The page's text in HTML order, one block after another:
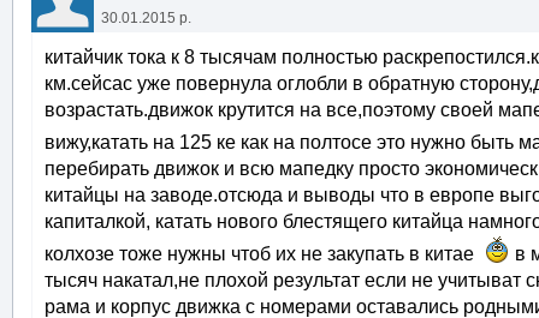
30.01.2015 р.
китайчик тока к 8 тысячам полностью
км.сейсас уже повернула оглобли в обратную
возрастать.движок крутится на все,поэтому своей
вижу,катать на 125 ке как на полтосе это нужно быть
перебирать движок и всю мапедку просто
китайцы на заводе.отсюда и выводы что в европе
капиталкой, катать нового блестящего китайца
колхозе тоже нужны чтоб их не закупать в китае
в
тысяч накатал,не плохой результат если не учитыват
рама и корпус движка с номерами оставались